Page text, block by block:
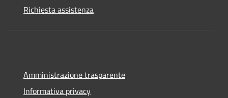
Richiesta assistenza
Amministrazione trasparente
Informativa privacy